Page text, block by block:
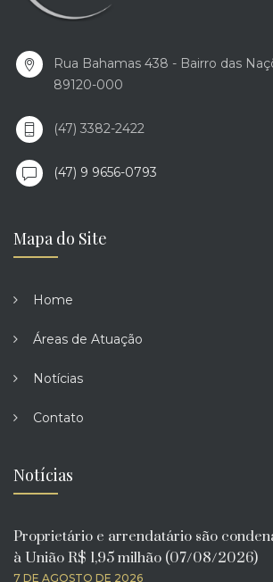
Rua Bahamas 438 - Bairro das
89120-000
(47) 3382-2422
(47) 9 9656-0793
Mapa do Site
Home
Áreas de Atuação
Notícias
Contato
Notícias
Proprietário e arrendatário são
à União R$ 1,95 milhão (07/08/2026)
7 DE AGOSTO DE 2026